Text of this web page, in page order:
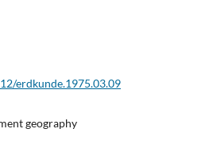
erdkunde.1975.03.09
geography